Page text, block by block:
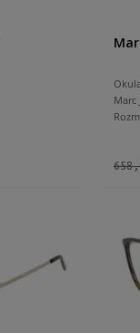
Marc